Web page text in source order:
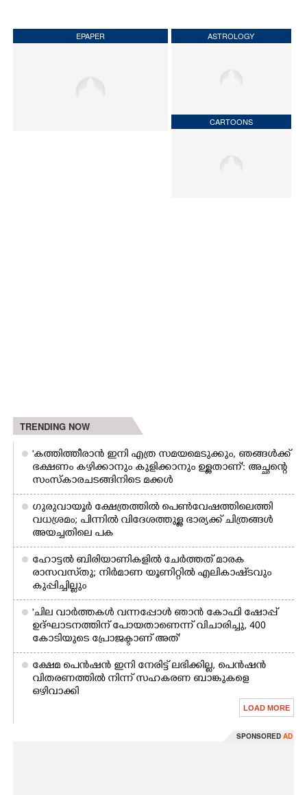
EPAPER ASTROLOGY
CARTOONS
TRENDING NOW
'കത്തിത്തീരാൻ ഇനി എത്ര സമയമെടുക്കും, ഞങ്ങൾക്ക്
ഭക്ഷണം കഴിക്കാനും കുളിക്കാനും ഉള്ളതാണ്': അച്ഛന്റെ
സംസ്കാരചടങ്ങിനിടെ മക്കൾ
ഗുരുവായൂർ ക്ഷേത്രത്തിൽ പെൺവേഷത്തിലെത്തി
വധശ്രമം; പിന്നിൽ വിദേശത്തുള്ള ഭാര്യക്ക് ചിത്രങ്ങൾ
അയച്ചതിലെ പക
ഹോട്ടൽ ബിരിയാണികളിൽ ചേർത്തത് മാരക
രാസവസ്‌തു; നിർമാണ യൂണിറ്റിൽ എലികാഷ്‌ടവും
കുപ്പിച്ചില്ലും
'ചില വാർത്തകൾ വന്നപ്പോൾ ഞാൻ കോഫി ഷോപ്പ്
ഉദ്ഘാടനത്തിന് പോയതാണെന്ന് വിചാരിച്ചു, 400
കോടിയുടെ പ്രോജക്ടാണ് അത്'
ക്ഷേമ പെൻഷൻ ഇനി നേരിട്ട് ലഭിക്കില്ല,​ പെൻഷൻ
വിതരണത്തിൽ നിന്ന് സഹകരണ ബാങ്കുകളെ
ഒഴിവാക്കി
LOAD MORE
SPONSORED AD